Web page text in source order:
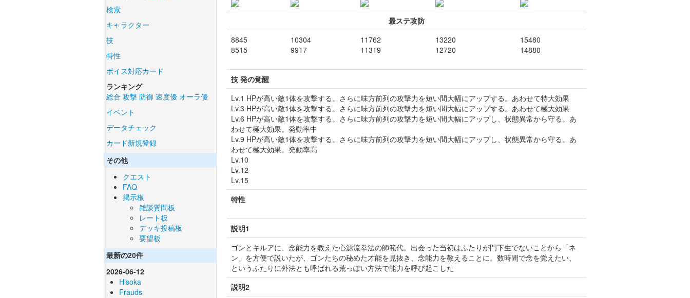
検索
キャラクター
技
特性
ボイス対応カード
ランキング
総合 攻撃 防御 速度優 オーラ優
イベント
データチェック
カード新規登録
その他
クエスト
FAQ
掲示板
雑談質問板
レート板
デッキ投稿板
要望板
最新の20件
2026-06-12
Hisoka
Frauds
最ステ攻防
8845
8515
10304
9917
11762
11319
13220
12720
15480
14880
技 発の覚醒
Lv.1 HPが高い敵1体を攻撃する。さらに味方前列の攻撃力を短い間大幅にアップする。あわせて特大効果
Lv.3 HPが高い敵1体を攻撃する。さらに味方前列の攻撃力を短い間大幅にアップする。あわせて極大効果
Lv.6 HPが高い敵1体を攻撃する。さらに味方前列の攻撃力を短い間大幅にアップし、状態異常から守る。あ
わせて極大効果。発動率中
Lv.9 HPが高い敵1体を攻撃する。さらに味方前列の攻撃力を短い間大幅にアップし、状態異常から守る。あ
わせて極大効果。発動率高
Lv.10
Lv.12
Lv.15
特性
説明1
ゴンとキルアに、念能力を教えた心源流拳法の師範代。出会った当初はふたりが門下生でないことから「ネ
ン」を方便で説いたが、ゴンたちの秘めた才能を見抜き、念能力を教えることに。数時間で念を覚えたい、
というふたりに外法とも呼ばれる荒っぽい方法で能力を呼び起こした
説明2